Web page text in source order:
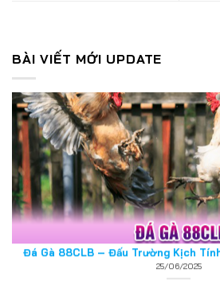
BÀI VIẾT MỚI UPDATE
Đá Gà 88CLB – Đấu Trường Kịch
25/06/2025